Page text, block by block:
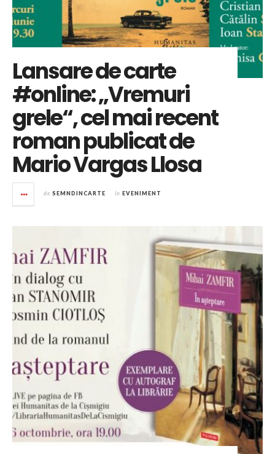
Lansare de carte
#online: „Vremuri
grele“, cel mai recent
roman publicat de
Mario Vargas Llosa
de SEMNDINCARTE în EVENIMENT